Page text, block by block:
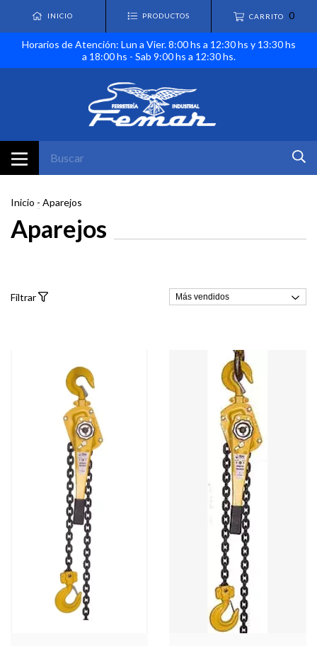
INICIO PRODUCTOS CARRITO 0
Horarios de Atención: Lun a Vier. 8:00 hs a 12:30 hs y 13:30 hs
a 18:00 hs - Sab 9:00 hs a 12:30 hs.
Inicio - Aparejos
Aparejos
Filtrar